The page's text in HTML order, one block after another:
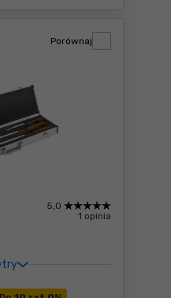
5,0
1 opinia
Porównaj